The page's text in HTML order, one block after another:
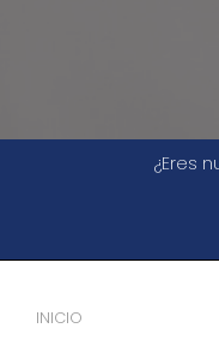
¿Eres
INICIO